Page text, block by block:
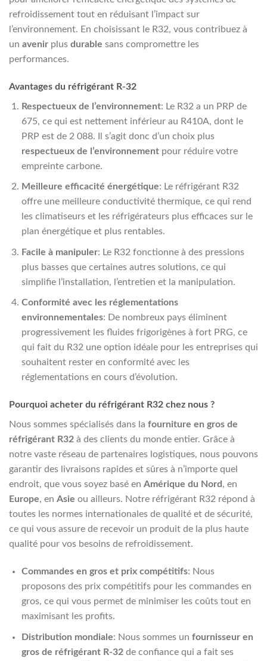
refroidissement tout en réduisant l’impact sur
l’environnement. En choisissant le R32, vous contribuez à
un avenir plus durable sans compromettre les
performances.
Avantages du réfrigérant R-32
Respectueux de l’environnement: Le R32 a un PRP de
675, ce qui est nettement inférieur au R410A, dont le
PRP est de 2 088. Il s’agit donc d’un choix plus
respectueux de l’environnementpour réduire votre
empreinte carbone.
Meilleure efficacité énergétique: Le réfrigérant R32
offre une meilleure conductivité thermique, ce qui rend
les climatiseurs et les réfrigérateurs plus efficaces sur le
plan énergétique et plus rentables.
Facile à manipuler: Le R32 fonctionne à des pressions
plus basses que certaines autres solutions, ce qui
simplifie l’installation, l’entretien et la manipulation.
Conformité avec les réglementations
environnementales: De nombreux pays éliminent
progressivement les fluides frigorigènes à fort PRG, ce
qui fait du R32 une option idéale pour les entreprises qui
souhaitent rester en conformité avec les
réglementations en cours d’évolution.
Pourquoi acheter du réfrigérant R32 chez nous ?
Nous sommes spécialisés dans la fourniture en gros de
réfrigérant R32 à des clients du monde entier. Grâce à
notre vaste réseau de partenaires logistiques, nous pouvons
garantir des livraisons rapides et sûres à n’importe quel
endroit, que vous soyez basé en Amérique du Nord, en
Europe, en Asie ou ailleurs. Notre réfrigérant R32 répond à
toutes les normes internationales de qualité et de sécurité,
ce qui vous assure de recevoir un produit de la plus haute
qualité pour vos besoins de refroidissement.
Commandes en gros et prix compétitifs: Nous
proposons des prix compétitifs pour les commandes en
gros, ce qui vous permet de minimiser les coûts tout en
maximisant les profits.
Distribution mondiale: Nous sommes un fournisseur en
gros de réfrigérant R-32de confiance qui a fait ses